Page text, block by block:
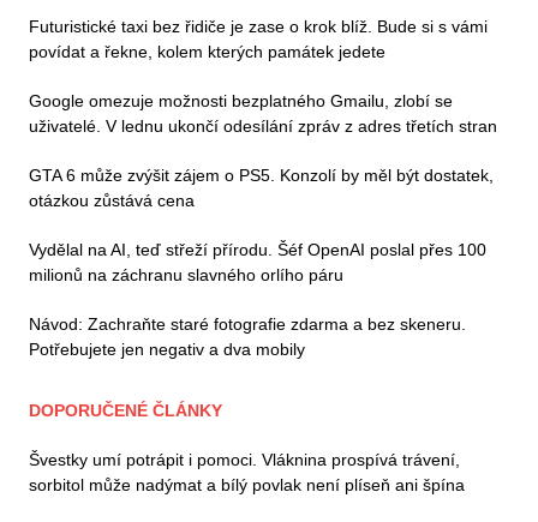
Futuristické taxi bez řidiče je zase o krok blíž. Bude si s vámi
povídat a řekne, kolem kterých památek jedete
Google omezuje možnosti bezplatného Gmailu, zlobí se
uživatelé. V lednu ukončí odesílání zpráv z adres třetích stran
GTA 6 může zvýšit zájem o PS5. Konzolí by měl být dostatek,
otázkou zůstává cena
Vydělal na AI, teď střeží přírodu. Šéf OpenAI poslal přes 100
milionů na záchranu slavného orlího páru
Návod: Zachraňte staré fotografie zdarma a bez skeneru.
Potřebujete jen negativ a dva mobily
DOPORUČENÉ ČLÁNKY
Švestky umí potrápit i pomoci. Vláknina prospívá trávení,
sorbitol může nadýmat a bílý povlak není plíseň ani špína